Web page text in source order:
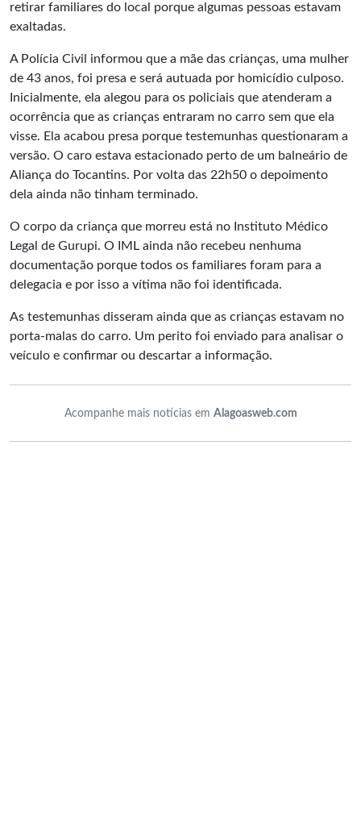
retirar familiares do local porque algumas pessoas estavam
exaltadas.
A Polícia Civil informou que a mãe das crianças, uma mulher
de 43 anos, foi presa e será autuada por homicídio culposo.
Inicialmente, ela alegou para os policiais que atenderam a
ocorrência que as crianças entraram no carro sem que ela
visse. Ela acabou presa porque testemunhas questionaram a
versão. O caro estava estacionado perto de um balneário de
Aliança do Tocantins. Por volta das 22h50 o depoimento
dela ainda não tinham terminado.
O corpo da criança que morreu está no Instituto Médico
Legal de Gurupi. O IML ainda não recebeu nenhuma
documentação porque todos os familiares foram para a
delegacia e por isso a vítima não foi identificada.
As testemunhas disseram ainda que as crianças estavam no
porta-malas do carro. Um perito foi enviado para analisar o
veículo e confirmar ou descartar a informação.
Acompanhe mais notícias em Alagoasweb.com